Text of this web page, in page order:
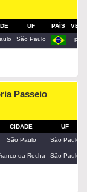
UF PAÍS
São Paulo
Passeio
CIDADE UF
São Paulo São Paulo
da Rocha São Paulo